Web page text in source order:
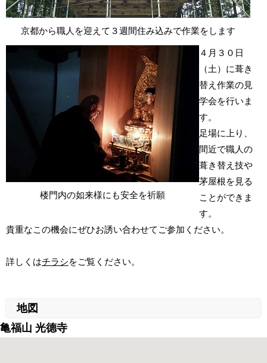
京都から職人を迎えて３週間住み込みで作業をします
楼門内の如来様にも安全を祈願
４月３０日
（土）に葺き
替え作業の見
学会を行いま
す。
足場に上り、
間近で職人の
葺き替え技や
茅屋根を見る
ことができま
す。
貴重なこの機会にぜひお誘い合わせてご参加ください。
詳しくはチラシをご覧ください。
地図
亀福山 光德寺